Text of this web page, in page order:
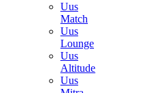
Uus
Match
Uus
Lounge
Uus
Altitude
Uus